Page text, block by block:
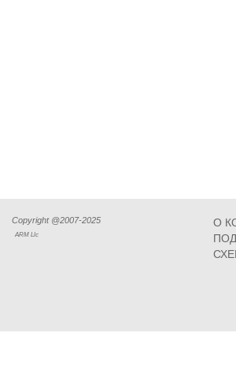
Copyright @2007-2025
ARM Llc
О